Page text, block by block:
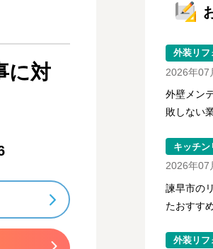
に対
外装リフ
2026年07
外壁メン
敗しない
キッチン
2026年07
諫早市の
たおすす
外装リフ